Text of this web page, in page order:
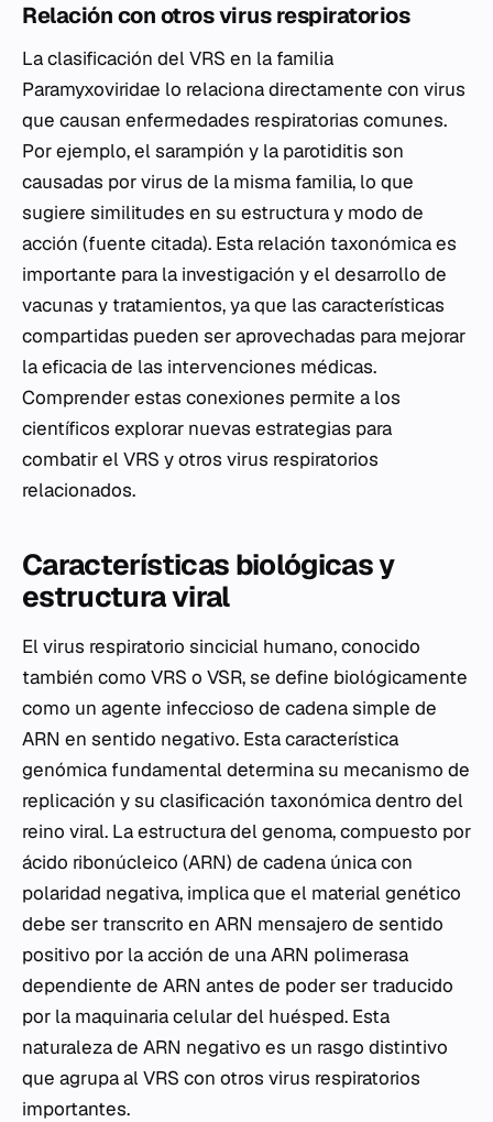
Relación con otros virus respiratorios
La clasificación del VRS en la familia
Paramyxoviridae lo relaciona directamente con virus
que causan enfermedades respiratorias comunes.
Por ejemplo, el sarampión y la parotiditis son
causadas por virus de la misma familia, lo que
sugiere similitudes en su estructura y modo de
acción (fuente citada). Esta relación taxonómica es
importante para la investigación y el desarrollo de
vacunas y tratamientos, ya que las características
compartidas pueden ser aprovechadas para mejorar
la eficacia de las intervenciones médicas.
Comprender estas conexiones permite a los
científicos explorar nuevas estrategias para
combatir el VRS y otros virus respiratorios
relacionados.
Características biológicas y
estructura viral
El virus respiratorio sincicial humano, conocido
también como VRS o VSR, se define biológicamente
como un agente infeccioso de cadena simple de
ARN en sentido negativo. Esta característica
genómica fundamental determina su mecanismo de
replicación y su clasificación taxonómica dentro del
reino viral. La estructura del genoma, compuesto por
ácido ribonúcleico (ARN) de cadena única con
polaridad negativa, implica que el material genético
debe ser transcrito en ARN mensajero de sentido
positivo por la acción de una ARN polimerasa
dependiente de ARN antes de poder ser traducido
por la maquinaria celular del huésped. Esta
naturaleza de ARN negativo es un rasgo distintivo
que agrupa al VRS con otros virus respiratorios
importantes.